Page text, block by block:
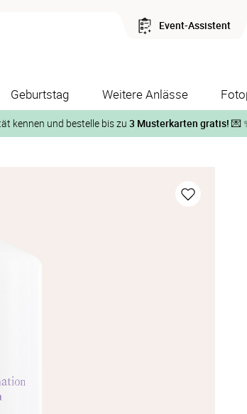
Event-Assistent
Geburtstag Weitere Anlässe
kennen und bestelle bis zu 3 Musterkarten gratis! 💌
auf der jeweiligen Produktseite und lasse Dir die Karten